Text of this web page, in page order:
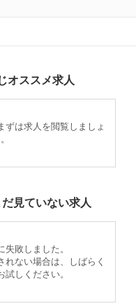
オススメ求人
ずは求人を閲覧しましょ
見ていない求人
敗しました。
ない場合は、しばらく
しください。